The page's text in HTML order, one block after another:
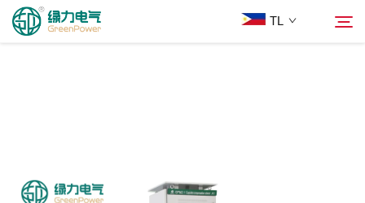
TL
Tungkol Sa Amin